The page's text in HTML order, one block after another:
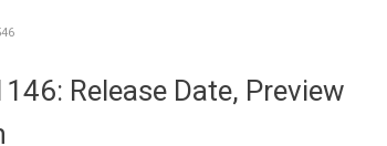
Release Date, Preview